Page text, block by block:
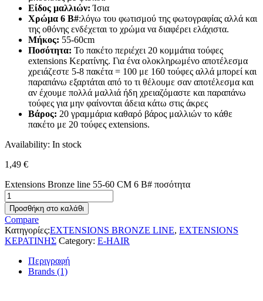
Είδος μαλλιών: Ίσια
Χρώμα 6 Β#:λόγω του φωτισμού της φωτογραφίας αλλά και
της οθόνης ενδέχεται το χρώμα να διαφέρει ελάχιστα.
Μήκος: 55-60cm
Ποσότητα: Το πακέτο περιέχει 20 κομμάτια τούφες
extensions Κερατίνης. Για ένα ολοκληρωμένο αποτέλεσμα
χρειάζεστε 5-8 πακέτα = 100 με 160 τούφες αλλά μπορεί και
παραπάνω εξαρτάται από το τι θέλουμε σαν αποτέλεσμα και
αν έχουμε πολλά μαλλιά ήδη χρειαζόμαστε και παραπάνω
τούφες για μην φαίνονται άδεια κάτω στις άκρες
Βάρος: 20 γραμμάρια καθαρό βάρος μαλλιών το κάθε
πακέτο με 20 τούφες extensions.
Availability: In stock
1,49 €
Extensions Bronze line 55-60 CM 6 Β# ποσότητα
Προσθήκη στο καλάθι
Compare
Κατηγορίες:EXTENSIONS BRONZE LINE, EXTENSIONS
ΚΕΡΑΤΙΝΗΣ Category: E-HAIR
Περιγραφή
Brands (1)